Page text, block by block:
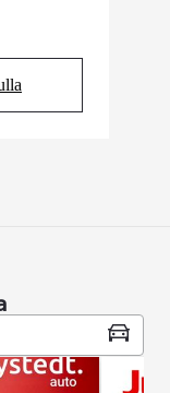
välilehdessä)